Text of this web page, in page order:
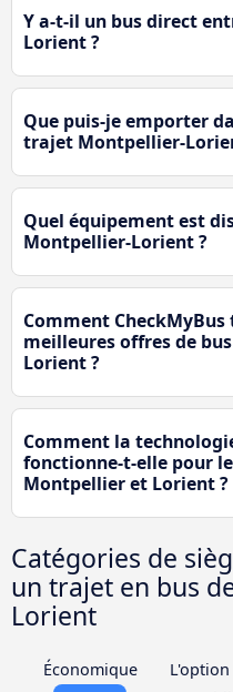
Y a-t-il un bus direct
Lorient ?
Que puis-je emporter
trajet Montpellier-
Quel équipement est
Montpellier-Lorient ?
Comment
meilleures offres de
Lorient ?
Comment la
fonctionne-t-elle pour
Montpellier et Lorient ?
Catégories de
un trajet en bus
Lorient
Économique